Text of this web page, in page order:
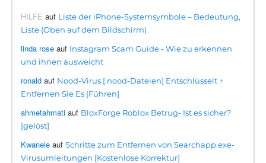
HILFE auf Liste der iPhone-Systemsymbole – Bedeutung,
Liste (Oben auf dem Bildschirm)
linda rose auf Instagram Scam Guide - Wie zu erkennen
und ihnen ausweicht
ronald auf Nood-Virus [.nood-Dateien] Entschlüsselt +
Entfernen Sie Es [Führen]
ahmetahmati auf BloxForge Roblox Betrug- Ist es sicher?
[gelöst]
Kwanele aufSchritte zum Entfernen von Searchapp.exe-
Virusumleitungen [Kostenlose Korrektur]